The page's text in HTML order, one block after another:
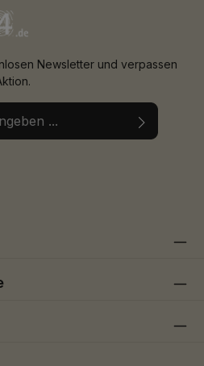
Newsletter und verpassen